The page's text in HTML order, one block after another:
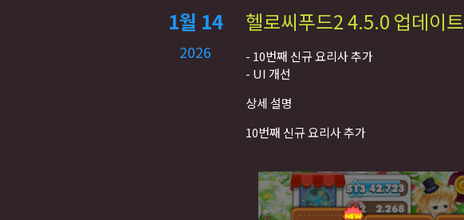
1월 14
2026
헬로씨푸드2 4.5.0 업데이트
- 10번째 신규 요리사 추가
- UI 개선
상세 설명
10번째 신규 요리사 추가